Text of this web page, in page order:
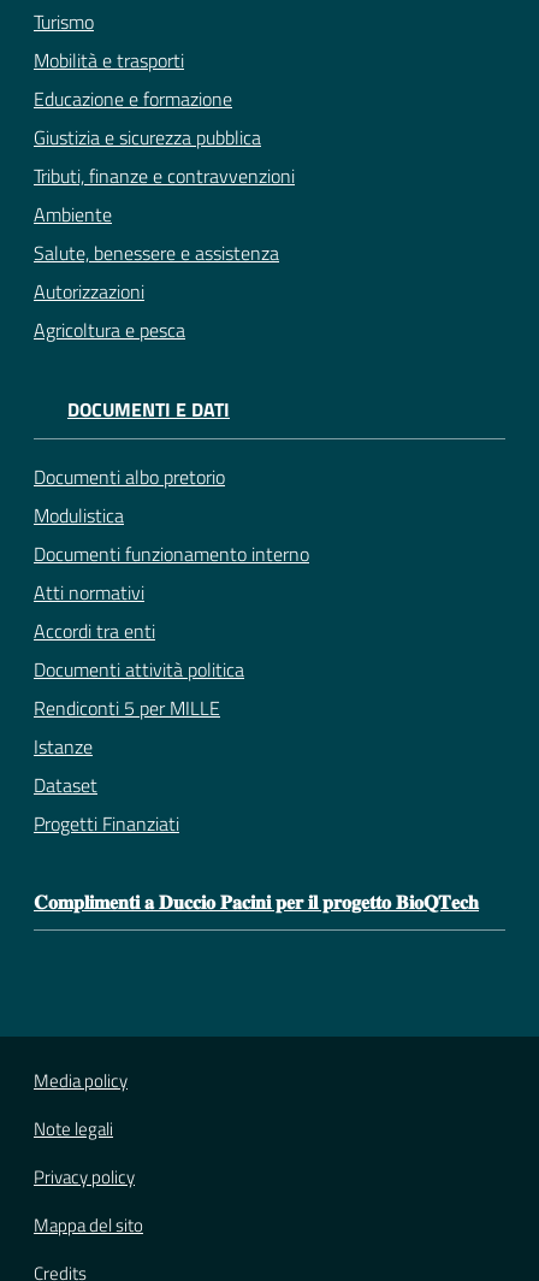
Turismo
Mobilità e trasporti
Educazione e formazione
Giustizia e sicurezza pubblica
Tributi, finanze e contravvenzioni
Ambiente
Salute, benessere e assistenza
Autorizzazioni
Agricoltura e pesca
DOCUMENTI E DATI
Documenti albo pretorio
Modulistica
Documenti funzionamento interno
Atti normativi
Accordi tra enti
Documenti attività politica
Rendiconti 5 per MILLE
Istanze
Dataset
Progetti Finanziati
𝐂𝐨𝐦𝐩𝐥𝐢𝐦𝐞𝐧𝐭𝐢 𝐚 𝐃𝐮𝐜𝐜𝐢𝐨 𝐏𝐚𝐜𝐢𝐧𝐢 𝐩𝐞𝐫 𝐢𝐥 𝐩𝐫𝐨𝐠𝐞𝐭𝐭𝐨 𝐁𝐢𝐨𝐐𝐓𝐞𝐜𝐡
Media policy
Note legali
Privacy policy
Mappa del sito
Credits